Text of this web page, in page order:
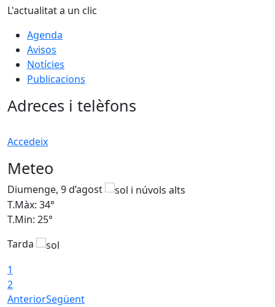
L'actualitat a un clic
Agenda
Avisos
Notícies
Publicacions
Adreces i telèfons
Accedeix
Meteo
Diumenge, 9 d’agost
T.Màx: 34°
T.Min: 25°
Tarda
1
2
AnteriorSegüent